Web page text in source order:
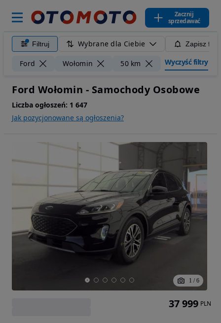
Zacznij
sprzedawać
Filtruj Wybrane dla Ciebie Zapisz
Ford Wołomin 50 km Wyczyść filtry
Ford Wołomin - Samochody Osobowe
Liczba ogłoszeń: 1 647
Jak pozycjonowane są ogłoszenia?
1 / 6
37 999 PLN